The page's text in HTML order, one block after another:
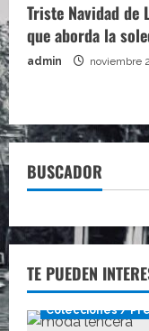
Triste Navidad de
que aborda la
admin noviembre
BUSCADOR
TE PUEDEN
Colecciones /